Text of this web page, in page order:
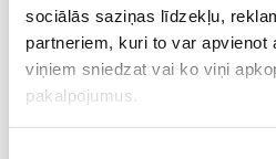
sociālās saziņas līdzekļu,
partneriem, kuri to var apvienot
viņiem sniedzat vai ko viņi
pakalpojumus.
Dzemdību sagatavošanas
lekciju cikls no 6.augusta
06.08 18:00-20:00